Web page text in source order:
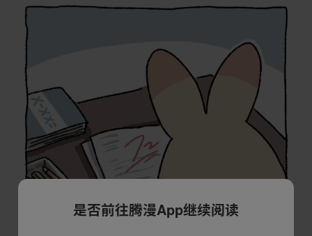
是否前往腾漫App继续阅读